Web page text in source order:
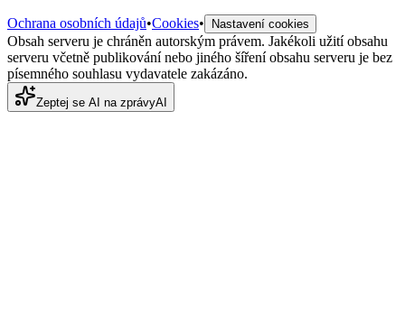
Ochrana osobních údajů•Cookies• Nastavení cookies
Obsah serveru je chráněn autorským právem. Jakékoli užití obsahu
serveru včetně publikování nebo jiného šíření obsahu serveru je bez
písemného souhlasu vydavatele zakázáno.
Zeptej se AI na zprávyAI